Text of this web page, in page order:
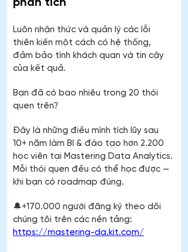
phân tích
Luôn nhận thức và quản lý các lỗi
thiên kiến một cách có hệ thống,
đảm bảo tính khách quan và tin cậy
của kết quả.
Bạn đã có bao nhiêu trong 20 thói
quen trên?
Đây là những điều mình tích lũy sau
10+ năm làm BI & đào tạo hơn 2.200
học viên tại Mastering Data Analytics.
Mỗi thói quen đều có thể học được —
khi bạn có roadmap đúng.
🔔+170.000 người đăng ký theo dõi
chúng tôi trên các nền tảng:
https://mastering-da.kit.com/